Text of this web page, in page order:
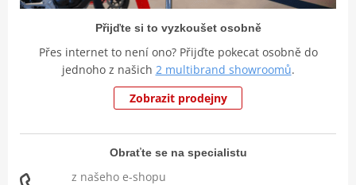
Přijďte si to vyzkoušet osobně
Přes internet to není ono? Přijďte pokecat osobně do
jednoho z našich 2 multibrand showroomů.
Zobrazit prodejny
Obraťte se na specialistu
z našeho e-shopu